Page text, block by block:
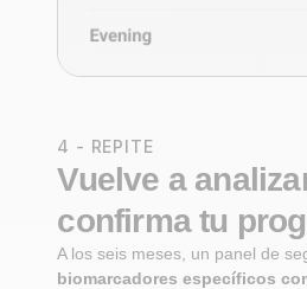
4 - REPITE
Vuelve a
confirma tu
A los seis meses, un panel de
biomarcadores específicos